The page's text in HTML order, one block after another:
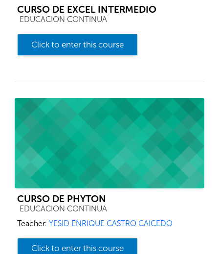
CURSO DE EXCEL INTERMEDIO
Course category
EDUCACION CONTINUA
Click to enter this course
CURSO DE PHYTON
Course category
EDUCACION CONTINUA
Teacher: YESID ENRIQUE CASTRO CAICEDO
Click to enter this course